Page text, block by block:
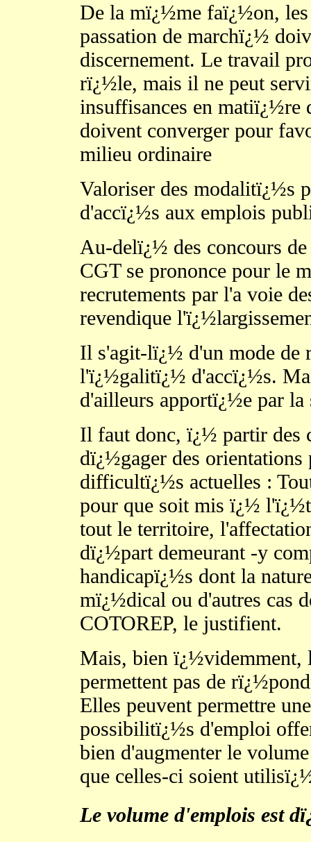
De la mï¿½me faï¿½on,
passation de marchï¿½
discernement. Le travail
rï¿½le, mais il ne peut
insuffisances en matiï¿½re
doivent converger pour
milieu ordinaire
Valoriser des
d'accï¿½s aux emplois
Au-delï¿½ des concours
CGT se prononce pour le
recrutements par l'a voie
revendique
Il s'agit-lï¿½ d'un mode de
l'ï¿½galitï¿½ d'accï¿½s.
d'ailleurs apportï¿½e par
Il faut donc, ï¿½ partir des
dï¿½gager des orientations
difficultï¿½s actuelles :
pour que soit mis ï¿½
tout le territoire,
dï¿½part demeurant -y
handicapï¿½s dont la
mï¿½dical ou d'autres cas
COTOREP, le justifient.
Mais, bien ï¿½videmment,
permettent pas de
Elles peuvent permettre
possibilitï¿½s d'emploi
bien d'augmenter le
que celles-ci soient
Le volume d'emplois est